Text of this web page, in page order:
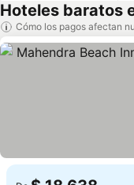
Hoteles baratos
Cómo los pagos afectan